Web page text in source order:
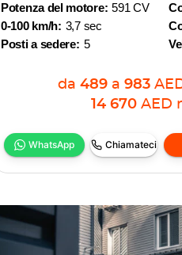
Potenza del motore: 591 CV
0-100 km/h: 3,7 sec
Posti a sedere: 5
da 489 a 983
14 670 AED
WhatsApp Chiamateci